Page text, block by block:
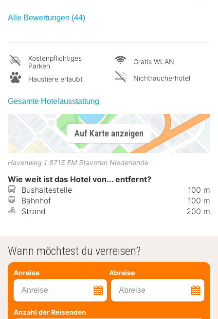
Alle Bewertungen (44)
Kostenpflichtiges
Parken
Haustiere erlaubt
Gratis WLAN
Nichtraucherhotel
Gesamte Hotelausstattung
Auf Karte anzeigen
Havenweg 1 8715 EM Stavoren Niederlande
Wie weit ist das Hotel von... entfernt?
Bushaltestelle
100 m
Bahnhof
100 m
Strand
200 m
Wann möchtest du verreisen?
Anreise Abreise
Anreise Abreise
Anzahl der Reisenden